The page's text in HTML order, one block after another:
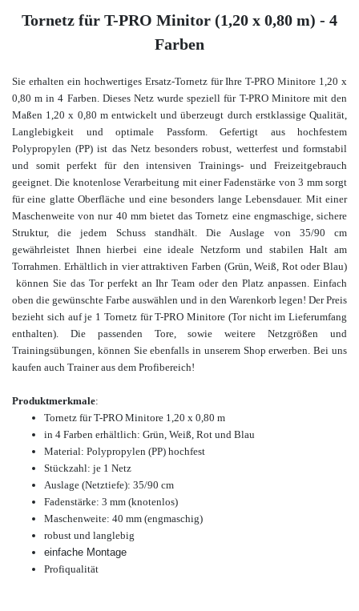
Tornetz für T-PRO Minitor (1,20 x 0,80 m) - 4
Farben
Sie erhalten ein hochwertiges Ersatz-Tornetz für Ihre T-PRO Minitore 1,20 x
0,80 m in 4 Farben. Dieses Netz wurde speziell für T-PRO Minitore mit den
Maßen 1,20 x 0,80 m entwickelt und überzeugt durch erstklassige Qualität,
Langlebigkeit und optimale Passform. Gefertigt aus hochfestem
Polypropylen (PP) ist das Netz besonders robust, wetterfest und formstabil
und somit perfekt für den intensiven Trainings- und Freizeitgebrauch
geeignet. Die knotenlose Verarbeitung mit einer Fadenstärke von 3 mm sorgt
für eine glatte Oberfläche und eine besonders lange Lebensdauer. Mit einer
Maschenweite von nur 40 mm bietet das Tornetz eine engmaschige, sichere
Struktur, die jedem Schuss standhält. Die Auslage von 35/90 cm
gewährleistet Ihnen hierbei eine ideale Netzform und stabilen Halt am
Torrahmen. Erhältlich in vier attraktiven Farben (Grün, Weiß, Rot oder Blau)
können Sie das Tor perfekt an Ihr Team oder den Platz anpassen. Einfach
oben die gewünschte Farbe auswählen und in den Warenkorb legen! Der Preis
bezieht sich auf je 1 Tornetz für T-PRO Minitore (Tor nicht im Lieferumfang
enthalten). Die passenden Tore, sowie weitere Netzgrößen und
Trainingsübungen, können Sie ebenfalls in unserem Shop erwerben. Bei uns
kaufen auch Trainer aus dem Profibereich!
Produktmerkmale:
Tornetz für T-PRO Minitore 1,20 x 0,80 m
in 4 Farben erhältlich: Grün, Weiß, Rot und Blau
Material: Polypropylen (PP) hochfest
Stückzahl: je 1 Netz
Auslage (Netztiefe): 35/90 cm
Fadenstärke: 3 mm (knotenlos)
Maschenweite: 40 mm (engmaschig)
robust und langlebig
einfache Montage
Profiqualität